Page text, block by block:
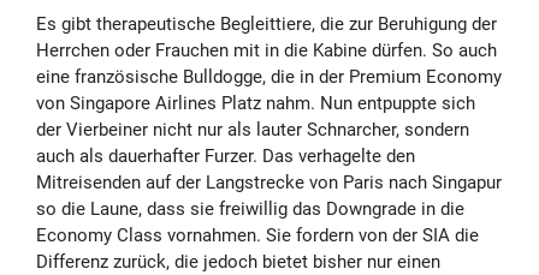
Es gibt therapeutische Begleittiere, die zur Beruhigung der
Herrchen oder Frauchen mit in die Kabine dürfen. So auch
eine französische Bulldogge, die in der Premium Economy
von Singapore Airlines Platz nahm. Nun entpuppte sich
der Vierbeiner nicht nur als lauter Schnarcher, sondern
auch als dauerhafter Furzer. Das verhagelte den
Mitreisenden auf der Langstrecke von Paris nach Singapur
so die Laune, dass sie freiwillig das Downgrade in die
Economy Class vornahmen. Sie fordern von der SIA die
Differenz zurück, die jedoch bietet bisher nur einen